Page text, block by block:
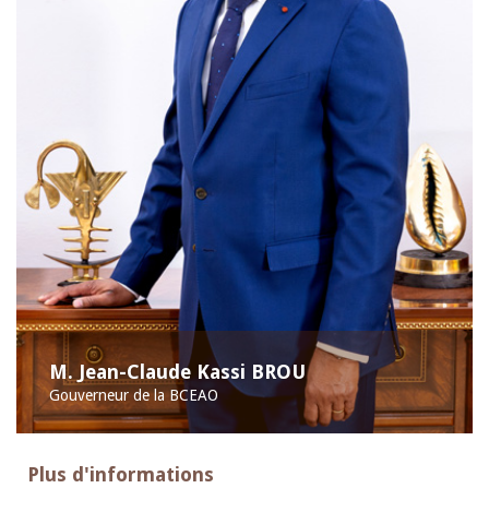
M. Jean-Claude Kassi BROU
Gouverneur de la BCEAO
Plus d'informations